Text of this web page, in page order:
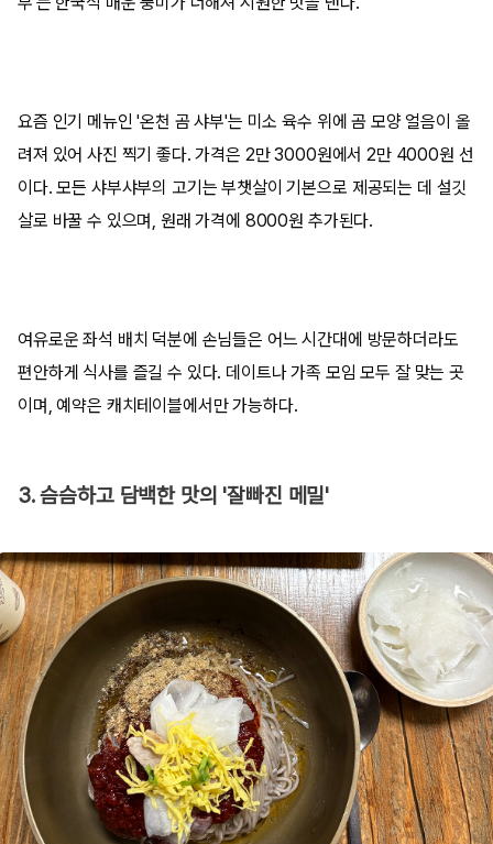
요즘 인기 메뉴인 '온천 곰 샤부'는 미소 육수 위에 곰 모양 얼음이 올
려져 있어 사진 찍기 좋다. 가격은 2만 3000원에서 2만 4000원 선
이다. 모든 샤부샤부의 고기는 부챗살이 기본으로 제공되는 데 설깃
살로 바꿀 수 있으며, 원래 가격에 8000원 추가된다.
여유로운 좌석 배치 덕분에 손님들은 어느 시간대에 방문하더라도
편안하게 식사를 즐길 수 있다. 데이트나 가족 모임 모두 잘 맞는 곳
이며, 예약은 캐치테이블에서만 가능하다.
3. 슴슴하고 담백한 맛의 '잘빠진 메밀'